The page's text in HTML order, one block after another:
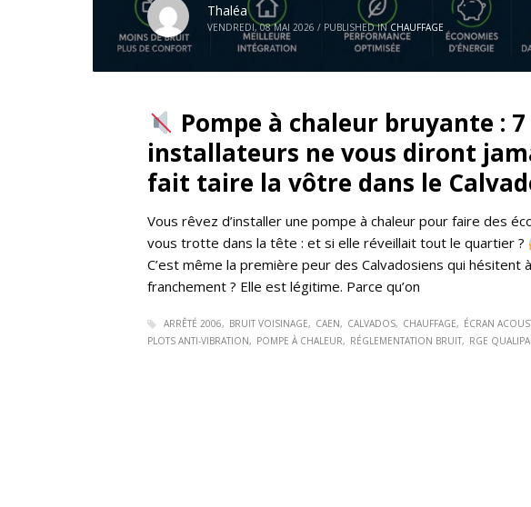
Thaléa
VENDREDI, 08 MAI 2026 / PUBLISHED IN CHAUFFAGE
Pompe à chaleur bruyante :
installateurs ne vous diront
fait taire la vôtre dans le
Vous rêvez d’installer une pompe à chaleur pour faire des
vous trotte dans la tête : et si elle réveillait tout le quartier ?
C’est même la première peur des Calvadosiens qui hésitent
franchement ? Elle est légitime. Parce qu’on
ARRÊTÉ 2006 BRUIT VOISINAGE CAEN CALVADOS CHAUFFAGE ÉCRAN
PLOTS ANTI-VIBRATION
POMPE À CHALEUR RÉGLEMENTATION BRUIT RGE